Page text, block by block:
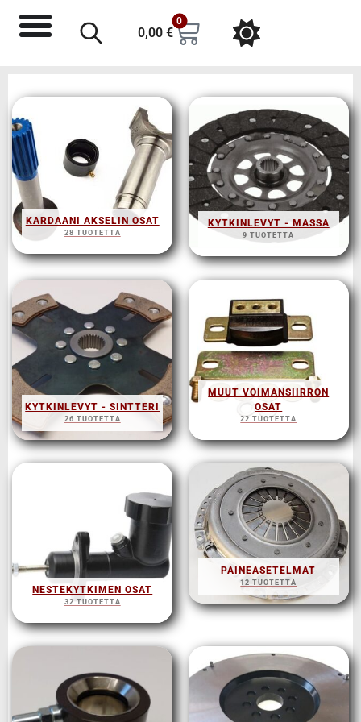
0,00 €
0
KARDAANI AKSELIN OSAT
28 TUOTETTA
KYTKINLEVYT - MASSA
9 TUOTETTA
KYTKINLEVYT - SINTTERI
26 TUOTETTA
MUUT VOIMANSIIRRON
OSAT
22 TUOTETTA
NESTEKYTKIMEN OSAT
32 TUOTETTA
PAINEASETELMAT
12 TUOTETTA